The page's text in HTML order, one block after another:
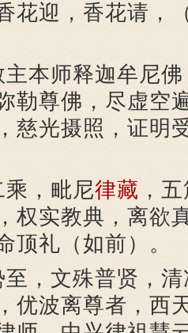
迎，香花请，
师释迦牟尼佛
勒尊佛，尽虚空
慈光摄照，证明
，毗尼律藏 ，
权实教典，离欲
顶礼（如前）。
文殊普贤，清
优波离尊者，西